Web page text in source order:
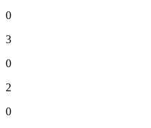
0
3
0
2
0